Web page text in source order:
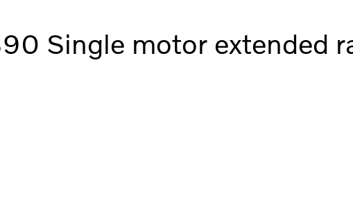
Single motor extended